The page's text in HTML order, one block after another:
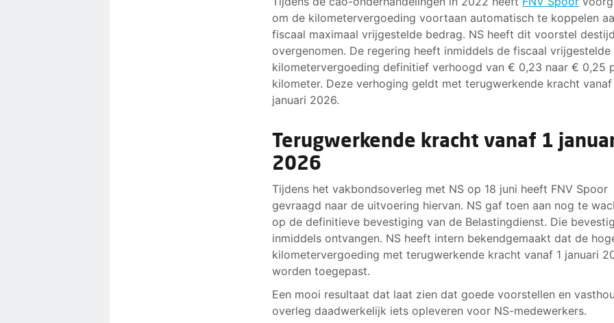
om de kilometervergoeding voortaan automatisch te koppelen
fiscaal maximaal vrijgestelde bedrag. NS heeft dit voorstel
overgenomen. De regering heeft inmiddels de fiscaal vrijgestelde
kilometervergoeding definitief verhoogd van € 0,23 naar € 0,25
kilometer. Deze verhoging geldt met terugwerkende kracht vanaf
januari 2026.
Terugwerkende kracht vanaf 1
2026
Tijdens het vakbondsoverleg met NS op 18 juni heeft FNV Spoor
gevraagd naar de uitvoering hiervan. NS gaf toen aan nog te
op de definitieve bevestiging van de Belastingdienst. Die
inmiddels ontvangen. NS heeft intern bekendgemaakt dat de
kilometervergoeding met terugwerkende kracht vanaf 1 januari
worden toegepast.
Een mooi resultaat dat laat zien dat goede voorstellen en
overleg daadwerkelijk iets opleveren voor NS-medewerkers.